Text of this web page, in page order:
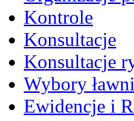
Kontrole
Konsultacje
Konsultacje
Wybory
Ewidencje i